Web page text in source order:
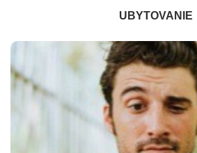
UBYTOVANIE